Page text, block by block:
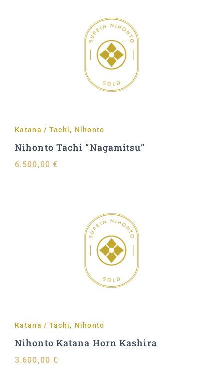
Aggiungi al carrello
Katana / Tachi, Nihonto
Nihonto Tachi “Nagamitsu”
6.500,00 €
Aggiungi al carrello
Katana / Tachi, Nihonto
Nihonto Katana Horn Kashira
3.600,00 €